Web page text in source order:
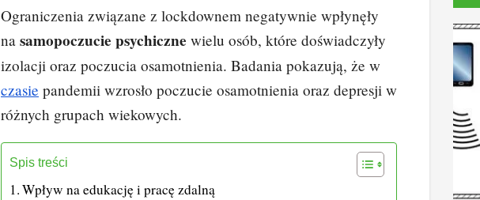
Ograniczenia związane z lockdownem negatywnie wpłynęły
na samopoczucie psychiczne wielu osób, które doświadczyły
izolacji oraz poczucia osamotnienia. Badania pokazują, że w
czasie pandemii wzrosło poczucie osamotnienia oraz depresji w
różnych grupach wiekowych.
Spis treści
Wpływ na edukację i pracę zdalną